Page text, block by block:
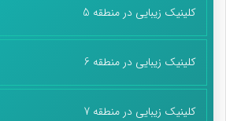
کلینیک زیبایی در منطقه 5
کلینیک زیبایی در منطقه 6
کلینیک زیبایی در منطقه 7